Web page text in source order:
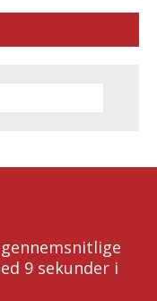
9 sekunder i